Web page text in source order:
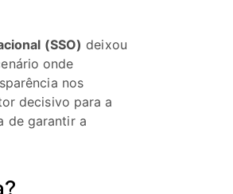
(SSO) deixou
onde
nos
decisivo para a
de garantir a